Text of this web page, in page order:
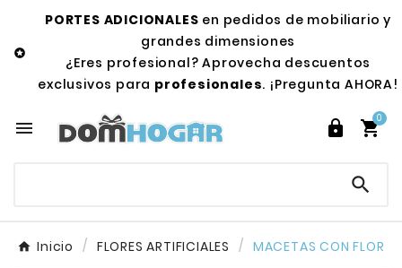

PORTES ADICIONALES en pedidos de mobiliario y
grandes dimensiones
¿Eres profesional? Aprovecha descuentos
exclusivos para profesionales. ¡Pregunta AHORA!
  
0

Inicio FLORES ARTIFICIALES MACETAS CON FLOR